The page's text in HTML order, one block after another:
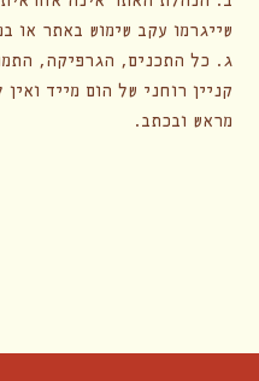
שייגרמו עקב שימוש באתר או
ג. כל התכנים, הגרפיקה,
קניין רוחני של הום מייד
מראש ובכתב.